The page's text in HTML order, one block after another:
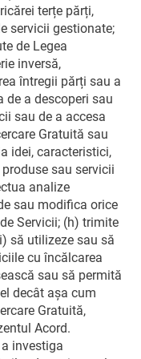
terțe părți,
servicii gestionate;
de Legea
inversă,
întregii părți sau a
de a descoperi sau
sau de a accesa
Gratuită sau
idei, caracteristici,
sau servicii
analize
sau modifica orice
Servicii; (h) trimite
să utilizeze sau să
cu încălcarea
sau să permită
decât așa cum
Gratuită,
Acord.
investiga